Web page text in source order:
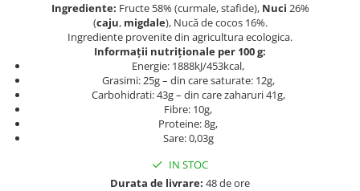
COSMETICE
REMEDII NATURISTE
TOATE PRODUSELE
Ingrediente: Fructe 58% (curmale, stafide), Nuci 26%
(caju, migdale), Nucă de cocos 16%.
Ingrediente provenite din agricultura ecologica.
Informații nutriționale per 100 g:
Energie: 1888kJ/453kcal,
Grasimi: 25g – din care saturate: 12g,
Carbohidrati: 43g – din care zaharuri 41g,
Fibre: 10g,
Proteine: 8g,
Sare: 0,03g
IN STOC
Durata de livrare: 48 de ore